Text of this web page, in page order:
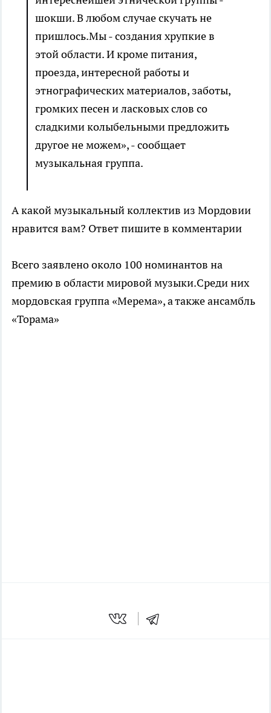
шокши. В любом случае скучать не
пришлось.Мы - создания хрупкие в
этой области. И кроме питания,
проезда, интересной работы и
этнографических материалов, заботы,
громких песен и ласковых слов со
сладкими колыбельными предложить
другое не можем», - сообщает
музыкальная группа.
А какой музыкальный коллектив из Мордовии
нравится вам? Ответ пишите в комментарии
Всего заявлено около 100 номинантов на
премию в области мировой музыки.Среди них
мордовская группа «Мерема», а также ансамбль
«Торама»